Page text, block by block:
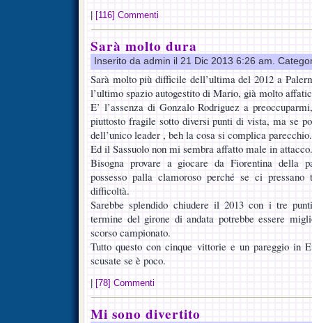
[116] Commenti
Sarà molto dura
Inserito da admin il 21 Dic 2013 6:26 am.
Sarà molto più difficile dell’ultima del 2012 a
l’ultimo spazio autogestito di Mario, già molto
E’ l’assenza di Gonzalo Rodriguez a
piuttosto fragile sotto diversi punti di vista, ma se
dell’unico leader , beh la cosa si complica parecchio.
Ed il Sassuolo non mi sembra affatto male in attacco.
Bisogna provare a giocare da Fiorentina della
possesso palla clamoroso perché se ci
difficoltà.
Sarebbe splendido chiudere il 2013 con i tre
termine del girone di andata potrebbe essere
scorso campionato.
Tutto questo con cinque vittorie e un pareggio in
scusate se è poco.
[78] Commenti
Mi sono divertito